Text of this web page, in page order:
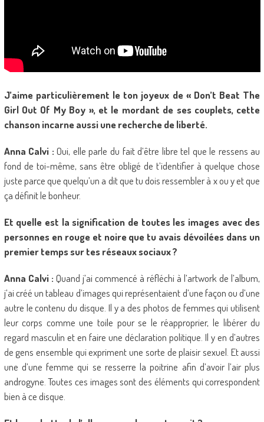
J’aime particulièrement le ton joyeux de « Don’t Beat The
Girl Out Of My Boy », et le mordant de ses couplets, cette
chanson incarne aussi une recherche de liberté.
Anna Calvi : Oui, elle parle du fait d’être libre tel que le ressens au
fond de toi-même, sans être obligé de t’identifier à quelque chose
juste parce que quelqu’un a dit que tu dois ressembler à x ou y et que
ça définit le bonheur.
Et quelle est la signification de toutes les images avec des
personnes en rouge et noire que tu avais dévoilées dans un
premier temps sur tes réseaux sociaux ?
Anna Calvi : Quand j’ai commencé à réfléchi à l’artwork de l’album,
j’ai créé un tableau d’images qui représentaient d’une façon ou d’une
autre le contenu du disque. Il y a des photos de femmes qui utilisent
leur corps comme une toile pour se le réapproprier, le libérer du
regard masculin et en faire une déclaration politique. Il y en d’autres
de gens ensemble qui expriment une sorte de plaisir sexuel. Et aussi
une d’une femme qui se resserre la poitrine afin d’avoir l’air plus
androgyne. Toutes ces images sont des éléments qui correspondent
bien à ce disque.